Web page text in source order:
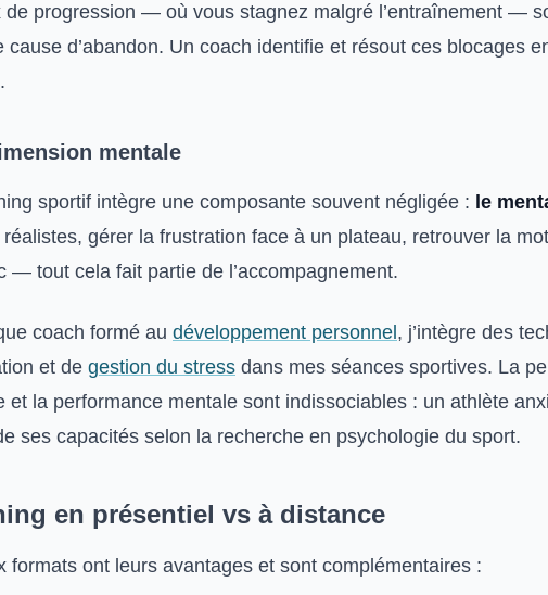
de progression — où vous stagnez malgré l’entraînement —
cause d’abandon. Un coach identifie et résout ces blocages
mentale
sportif intègre une composante souvent négligée : le
gérer la frustration face à un plateau, retrouver la
— tout cela fait partie de l’accompagnement.
coach formé au développement personnel , j’intègre des
et de gestion du stress dans mes séances sportives. La
et la performance mentale sont indissociables : un athlète
ses capacités selon la recherche en psychologie du sport.
en présentiel vs à distance
formats ont leurs avantages et sont complémentaires :